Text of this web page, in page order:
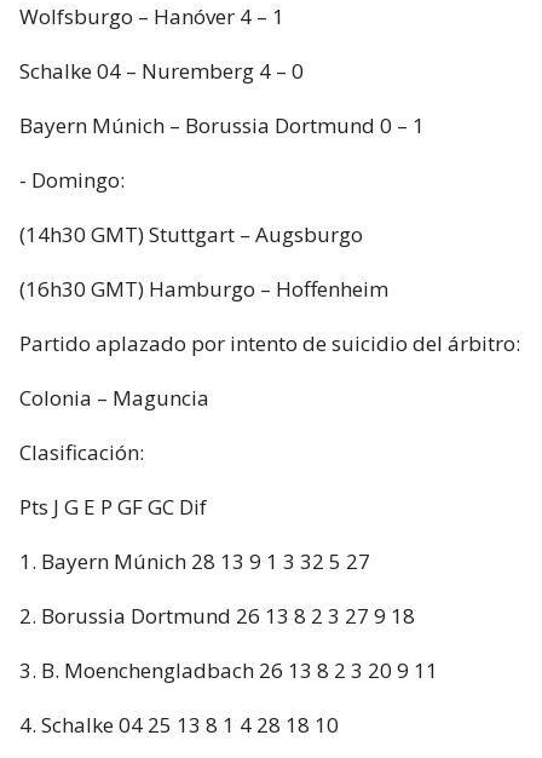
Wolfsburgo – Hanóver 4 – 1
Schalke 04 – Nuremberg 4 – 0
Bayern Múnich – Borussia Dortmund 0 – 1
- Domingo:
(14h30 GMT) Stuttgart – Augsburgo
(16h30 GMT) Hamburgo – Hoffenheim
Partido aplazado por intento de suicidio del árbitro:
Colonia – Maguncia
Clasificación:
Pts J G E P GF GC Dif
1. Bayern Múnich 28 13 9 1 3 32 5 27
2. Borussia Dortmund 26 13 8 2 3 27 9 18
3. B. Moenchengladbach 26 13 8 2 3 20 9 11
4. Schalke 04 25 13 8 1 4 28 18 10